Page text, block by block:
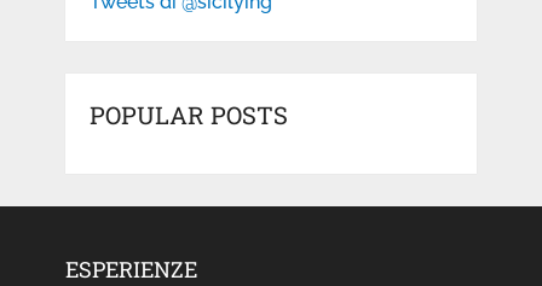
POPULAR POSTS
ESPERIENZE